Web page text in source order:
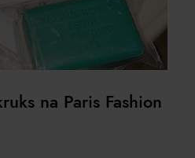
na Paris Fashion